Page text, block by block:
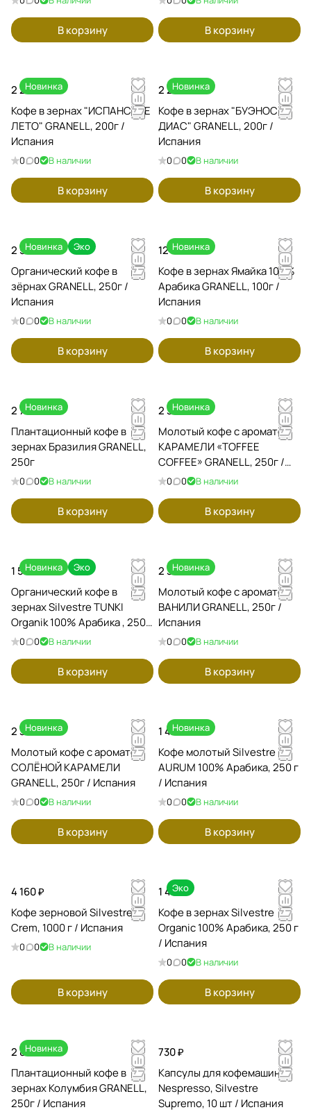
В корзину В корзину
Новинка
2 270 ₽
Кофе в зернах "ИСПАНСКОЕ
ЛЕТО" GRANELL, 200г /
Испания
0 0 В наличии
В корзину
Новинка
2 270 ₽
Кофе в зернах "БУЭНОС
ДИАС" GRANELL, 200г /
Испания
0 0 В наличии
В корзину
Новинка Эко
2 560 ₽
Органический кофе в
зёрнах GRANELL, 250г /
Испания
0 0 В наличии
В корзину
Новинка
12 750 ₽
Кофе в зернах Ямайка 100%
Арабика GRANELL, 100г /
Испания
0 0 В наличии
В корзину
Новинка
2 720 ₽
Плантационный кофе в
зернах Бразилия GRANELL,
250г
0 0 В наличии
В корзину
Новинка
2 350 ₽
Молотый кофе с ароматом
КАРАМЕЛИ «TOFFEE
COFFEE» GRANELL, 250г /
Испания
0 0 В наличии
В корзину
Новинка Эко
1 550 ₽
Органический кофе в
зернах Silvestre TUNKI
Organik 100% Арабика , 250 г
/ Испания
0 0 В наличии
В корзину
Новинка
2 350 ₽
Молотый кофе с ароматом
ВАНИЛИ GRANELL, 250г /
Испания
0 0 В наличии
В корзину
Новинка
2 350 ₽
Молотый кофе с ароматом
СОЛЁНОЙ КАРАМЕЛИ
GRANELL, 250г / Испания
0 0 В наличии
В корзину
Новинка
1 425 ₽
Кофе молотый Silvestre
AURUM 100% Арабика, 250 г
/ Испания
0 0 В наличии
В корзину
4 160 ₽
Кофе зерновой Silvestre
Crem, 1000 г / Испания
0 0 В наличии
В корзину
Эко
1 490 ₽
Кофе в зернах Silvestre
Organic 100% Арабика, 250 г
/ Испания
0 0 В наличии
В корзину
Новинка
2 880 ₽
Плантационный кофе в
зернах Колумбия GRANELL,
250г / Испания
730 ₽
Капсулы для кофемашин
Nespresso, Silvestre
Supremo, 10 шт / Испания